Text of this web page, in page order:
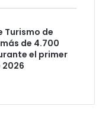
Turismo de
de 4.700
el primer